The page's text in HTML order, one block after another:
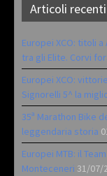
Articoli recenti
Europei XCO: titoli
tra gli Elite. Corvi
Europei XCO:
Signorelli 5^ la
35ª Marathon Bike
leggendaria storia
Europei MTB: il
Monteceneri 31/07/